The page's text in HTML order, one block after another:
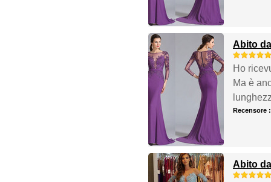
Abito
Ho
Ma è
Recensore
Abito